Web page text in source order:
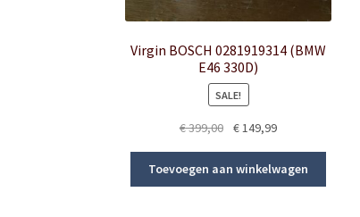
Virgin BOSCH 0281919314 (BMW
E46 330D)
SALE!
€399,00
Original
was:
€ 399,00.
€ 149,99Current
is:
€ 149,99.
Toevoegen aan winkelwagen